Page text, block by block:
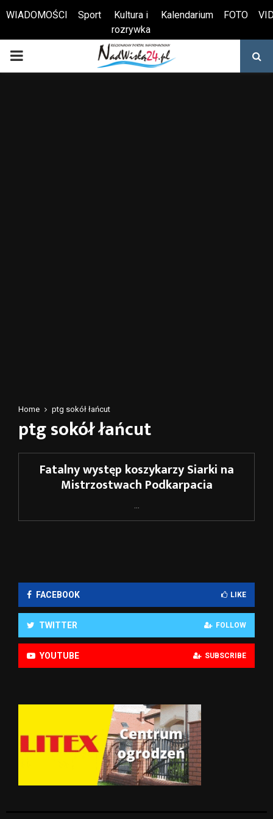
Otwórz pasek narzędzi
WIADOMOŚCI Sport
Kultura i
rozrywka
Kalendarium FOTO
PRIMARY
Home ptg sokół łańcut
ptg sokół łańcut
Fatalny występ koszykarzy Siarki na
Mistrzostwach Podkarpacia
FACEBOOK LIKE
TWITTER FOLLOW
YOUTUBE SUBSCRIBE